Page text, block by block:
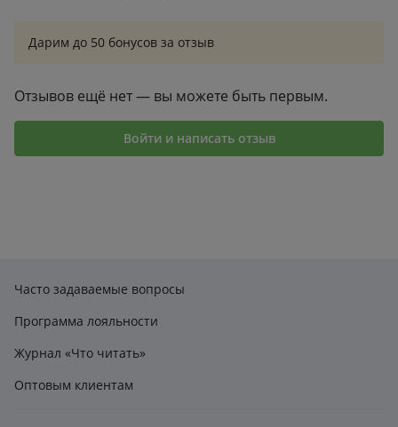
Дарим до 50 бонусов за отзыв
Отзывов ещё нет — вы можете быть первым.
Войти и написать отзыв
Часто задаваемые вопросы
Программа лояльности
Журнал «Что читать»
Оптовым клиентам